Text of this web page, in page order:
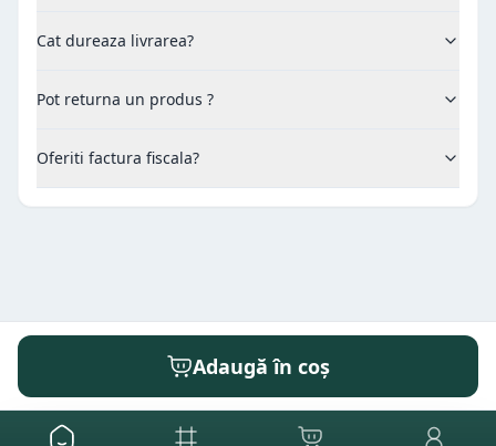
Cat dureaza livrarea?
Pot returna un produs ?
Oferiti factura fiscala?
Adaugă în coș